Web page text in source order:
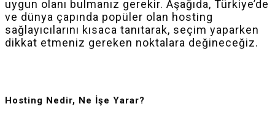
uygun olanı bulmanız gerekir. Aşağıda, Türkiye’de
ve dünya çapında popüler olan hosting
sağlayıcılarını kısaca tanıtarak, seçim yaparken
dikkat etmeniz gereken noktalara değineceğiz.
Hosting Nedir, Ne İşe Yarar?